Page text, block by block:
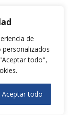
de
todo",
Aceptar todo
and